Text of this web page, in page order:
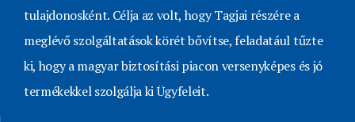
tulajdonosként. Célja az volt, hogy Tagjai részére a
meglévő szolgáltatások körét bővítse, feladatául tűzte
ki, hogy a magyar biztosítási piacon versenyképes és jó
termékekkel szolgálja ki Ügyfeleit.